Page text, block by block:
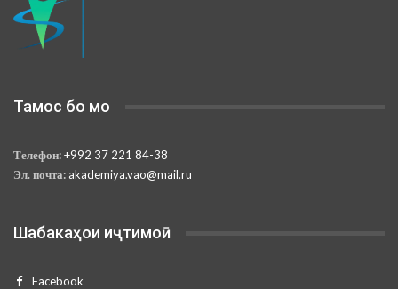
Тамос бо мо
Телефон:+992 37 221 84-38
Эл. почта: akademiya.vao@mail.ru
Шабакаҳои иҷтимоӣ
Facebook